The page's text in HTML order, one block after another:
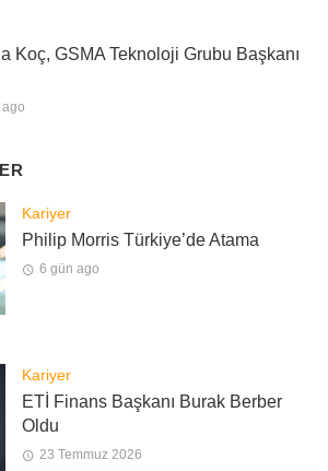
Koç, GSMA Teknoloji Grubu Başkanı
Kariyer
Philip Morris Türkiye’de Atama
6 gün ago
Kariyer
ETİ Finans Başkanı Burak Berber
Oldu
23 Temmuz 2026